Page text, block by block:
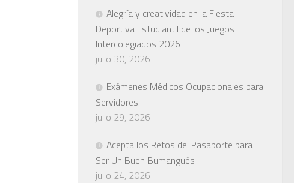
Alegría y creatividad en la Fiesta
Deportiva Estudiantil de los Juegos
Intercolegiados 2026
julio 30, 2026
Exámenes Médicos Ocupacionales para
Servidores
julio 29, 2026
Acepta los Retos del Pasaporte para
Ser Un Buen Bumangués
julio 24, 2026